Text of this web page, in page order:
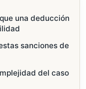
una deducción
sanciones de
del caso